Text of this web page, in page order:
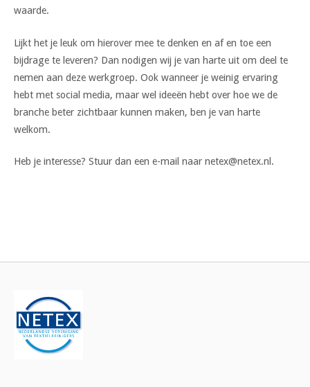
waarde.
Lijkt het je leuk om hierover mee te denken en af en toe een
bijdrage te leveren? Dan nodigen wij je van harte uit om deel te
nemen aan deze werkgroep. Ook wanneer je weinig ervaring
hebt met social media, maar wel ideeën hebt over hoe we de
branche beter zichtbaar kunnen maken, ben je van harte
welkom.
Heb je interesse? Stuur dan een e-mail naar netex@netex.nl.
navigatie